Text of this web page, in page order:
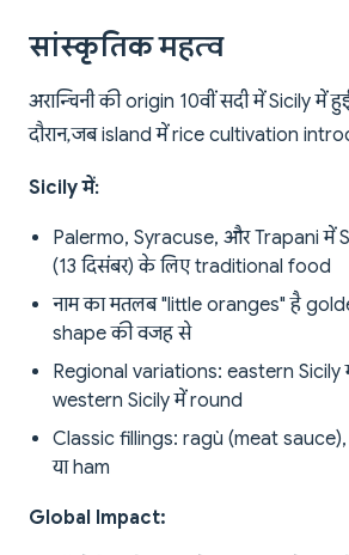
सांस्कृतिक महत्व
अरान्चिनी की origin 10वीं सदी में Sicily में
दौरान, जब island में rice cultivation
Sicily में:
Palermo, Syracuse, और Trapani में
(13 दिसंबर) के लिए traditional food
नाम का मतलब "little oranges" है
shape की वजह से
Regional variations: eastern
western Sicily में round
Classic fillings: ragù (meat
या ham
Global Impact: